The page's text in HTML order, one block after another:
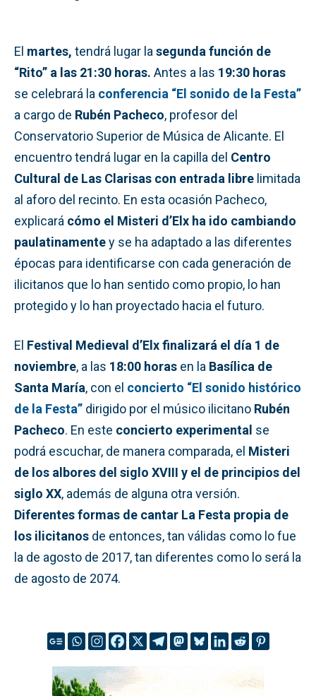
El martes, tendrá lugar la segunda función de
“Rito” a las 21:30 horas. Antes a las 19:30 horas
se celebrará la conferencia “El sonido de la Festa”
a cargo de Rubén Pacheco, profesor del
Conservatorio Superior de Música de Alicante. El
encuentro tendrá lugar en la capilla del Centro
Cultural de Las Clarisas con entrada libre limitada
al aforo del recinto. En esta ocasión Pacheco,
explicará cómo el Misteri d’Elx ha ido cambiando
paulatinamentey se ha adaptado a las diferentes
épocas para identificarse con cada generación de
ilicitanos que lo han sentido como propio, lo han
protegido y lo han proyectado hacia el futuro.
El Festival Medieval d’Elx finalizará el día 1 de
noviembre, a las 18:00 horas en la Basílica de
Santa María, con el concierto “El sonido histórico
de la Festa” dirigido por el músico ilicitano Rubén
Pacheco. En este concierto experimental se
podrá escuchar, de manera comparada, el Misteri
de los albores del siglo XVIII y el de principios del
siglo XX, además de alguna otra versión.
Diferentes formas de cantar La Festa propia de
los ilicitanos de entonces, tan válidas como lo fue
la de agosto de 2017, tan diferentes como lo será la
de agosto de 2074.